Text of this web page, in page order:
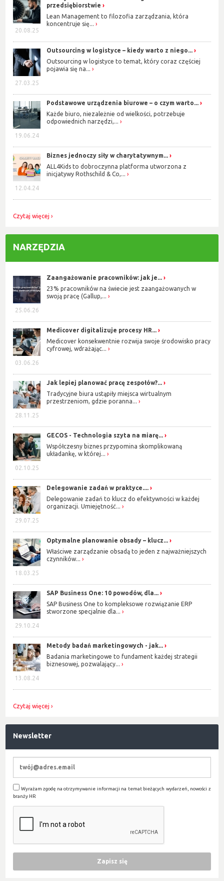
20.08.25
przedsiębiorstwie
Lean Management to filozofia zarządzania, która
koncentruje się...
27.03.25
Outsourcing w logistyce – kiedy warto z niego...
Outsourcing w logistyce to temat, który coraz częściej
pojawia się na...
19.06.24
Podstawowe urządzenia biurowe – o czym warto...
Każde biuro, niezależnie od wielkości, potrzebuje
odpowiednich narzędzi,...
12.04.24
Biznes jednoczy siły w charytatywnym...
ALL4Kids to dobroczynna platforma utworzona z
inicjatywy Rothschild & Co,...
Czytaj więcej
NARZĘDZIA
25.06.26
Zaangażowanie pracowników: jak je...
23% pracowników na świecie jest zaangażowanych w
swoją pracę (Gallup,...
03.06.26
Medicover digitalizuje procesy HR...
Medicover konsekwentnie rozwija swoje środowisko pracy
cyfrowej, wdrażając...
28.11.25
Jak lepiej planować pracę zespołów?...
Tradycyjne biura ustąpiły miejsca wirtualnym
przestrzeniom, gdzie poranna...
02.10.25
GECOS - Technologia szyta na miarę...
Współczesny biznes przypomina skomplikowaną
układankę, w której...
29.07.25
Delegowanie zadań w praktyce....
Delegowanie zadań to klucz do efektywności w każdej
organizacji. Umiejętność...
18.03.25
Optymalne planowanie obsady – klucz...
Właściwe zarządzanie obsadą to jeden z najważniejszych
czynników...
29.10.24
SAP Business One: 10 powodów, dla...
SAP Business One to kompleksowe rozwiązanie ERP
stworzone specjalnie dla...
13.08.24
Metody badań marketingowych - jak...
Badania marketingowe to fundament każdej strategii
biznesowej, pozwalający...
Czytaj więcej
Newsletter
Wyrażam zgodę na otrzymywanie informacji na temat bieżących wydarzeń, nowości z
branży HR